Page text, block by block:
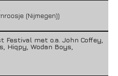
(Nijmegen))
Festival met o.a. John Coffey,
Hiqpy, Wodan Boys,